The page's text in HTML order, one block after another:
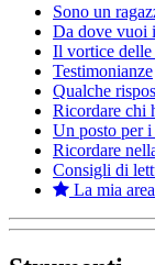
Sono un
Da dove vuoi
Il vortice delle
Testimonianze
Qualche
Ricordare chi
Un posto per
Ricordare
Consigli di
La mia area